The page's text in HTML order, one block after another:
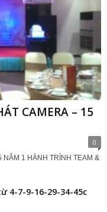
CAMERA – 15
0
NĂM 1 HÀNH TRÌNH TEAM &
4-7-9-16-29-34-45c